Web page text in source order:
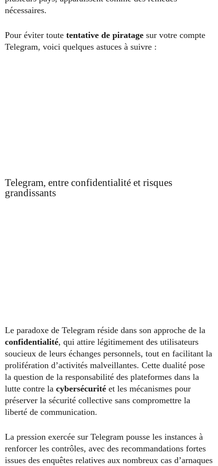
nécessaires.
Pour éviter toute tentative de piratage sur votre compte
Telegram, voici quelques astuces à suivre :
Telegram, entre confidentialité et risques
grandissants
Le paradoxe de Telegram réside dans son approche de la
confidentialité, qui attire légitimement des utilisateurs
soucieux de leurs échanges personnels, tout en facilitant la
prolifération d’activités malveillantes. Cette dualité pose
la question de la responsabilité des plateformes dans la
lutte contre la cybersécurité et les mécanismes pour
préserver la sécurité collective sans compromettre la
liberté de communication.
La pression exercée sur Telegram pousse les instances à
renforcer les contrôles, avec des recommandations fortes
issues des enquêtes relatives aux nombreux cas d’arnaques